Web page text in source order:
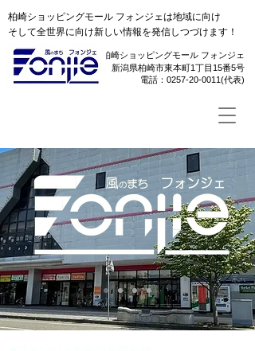
柏崎ショッピングモール フォンジェ
新潟県柏崎市東本町1丁目15番5号
​電話：0257-20-0011(代表)
柏崎ショッピングモール フォンジェは地域に向け
そして全世界に向け新しい情報を発信しつづけます！